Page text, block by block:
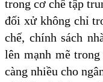
trong cơ chế tập
đối xử không chỉ
chế, chính sách
lên mạnh mẽ
càng nhiều cho